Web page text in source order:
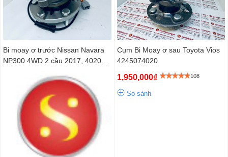
Bi moay ơ trước Nissan Navara
NP300 4WD 2 cầu 2017, 40202
Cụm Bi Moay ơ sau Toyota Vios
4245074020
1,950,000₫ 108
So sánh